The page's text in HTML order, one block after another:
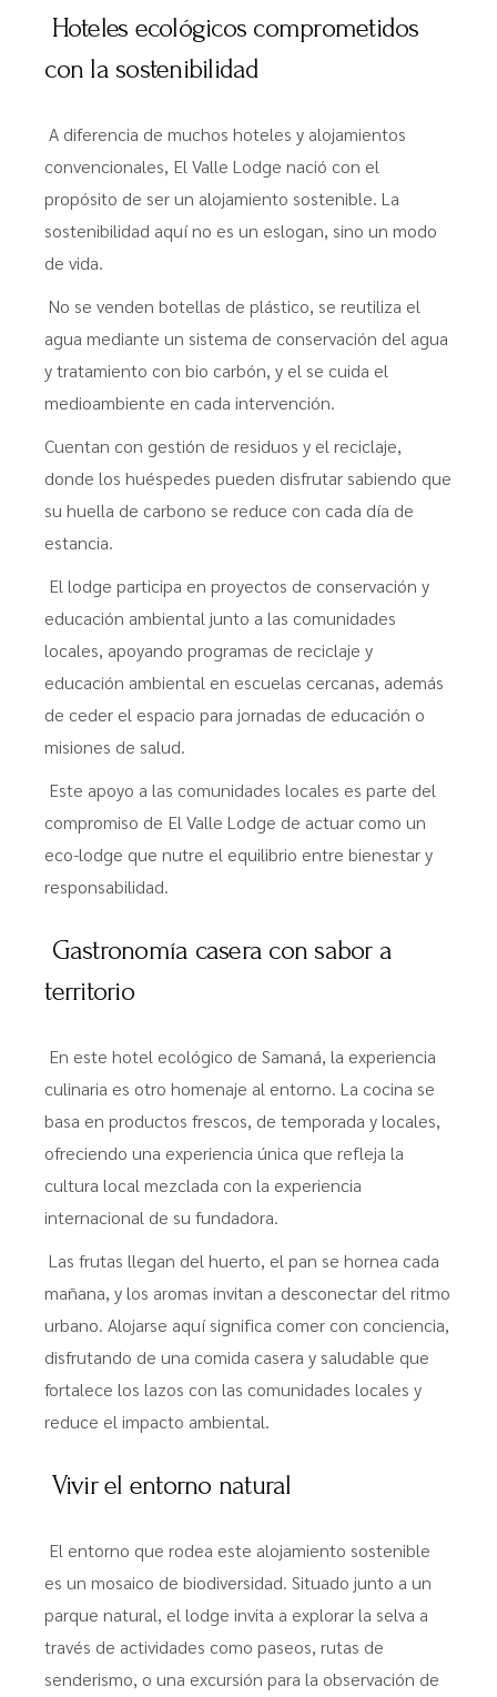
Hoteles ecológicos comprometidos
con la sostenibilidad
A diferencia de muchos hoteles y alojamientos
convencionales, El Valle Lodge nació con el
propósito de ser un alojamiento sostenible. La
sostenibilidad aquí no es un eslogan, sino un modo
de vida.
No se venden botellas de plástico, se reutiliza el
agua mediante un sistema de conservación del agua
y tratamiento con bio carbón, y el se cuida el
medioambiente en cada intervención.
Cuentan con gestión de residuos y el reciclaje,
donde los huéspedes pueden disfrutar sabiendo que
su huella de carbono se reduce con cada día de
estancia.
El lodge participa en proyectos de conservación y
educación ambiental junto a las comunidades
locales, apoyando programas de reciclaje y
educación ambiental en escuelas cercanas, además
de ceder el espacio para jornadas de educación o
misiones de salud.
Este apoyo a las comunidades locales es parte del
compromiso de El Valle Lodge de actuar como un
eco-lodge que nutre el equilibrio entre bienestar y
responsabilidad.
Gastronomía casera con sabor a
territorio
En este hotel ecológico de Samaná, la experiencia
culinaria es otro homenaje al entorno. La cocina se
basa en productos frescos, de temporada y locales,
ofreciendo una experiencia única que refleja la
cultura local mezclada con la experiencia
internacional de su fundadora.
Las frutas llegan del huerto, el pan se hornea cada
mañana, y los aromas invitan a desconectar del ritmo
urbano. Alojarse aquí significa comer con conciencia,
disfrutando de una comida casera y saludable que
fortalece los lazos con las comunidades locales y
reduce el impacto ambiental.
Vivir el entorno natural
El entorno que rodea este alojamiento sostenible
es un mosaico de biodiversidad. Situado junto a un
parque natural, el lodge invita a explorar la selva a
través de actividades como paseos, rutas de
senderismo, o una excursión para la observación de